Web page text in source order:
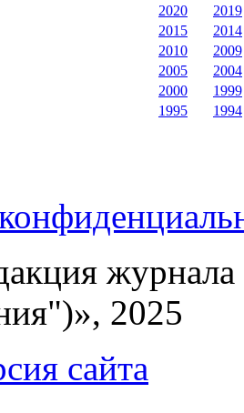
2020
2019
2015
2014
2010
2009
2005
2004
2000
1999
1995
1994
2025
сайта